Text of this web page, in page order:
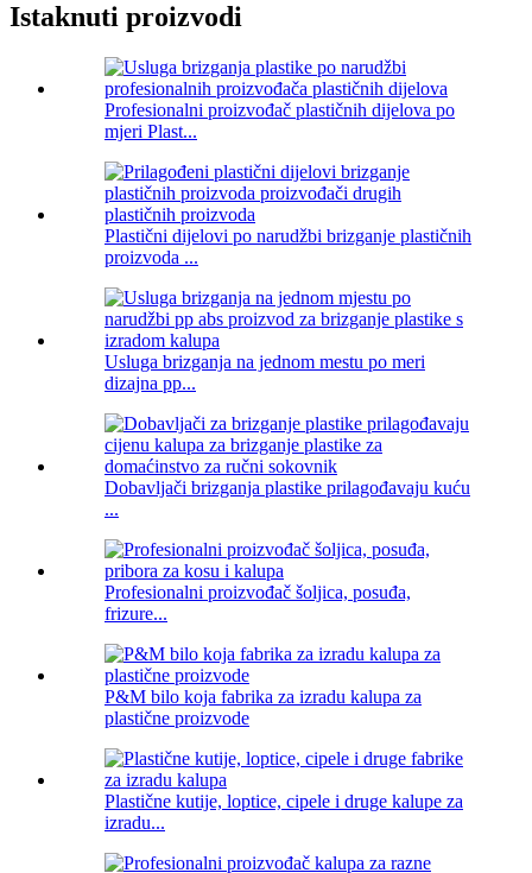
Istaknuti proizvodi
Profesionalni proizvođač plastičnih dijelova po
mjeri Plast...
Plastični dijelovi po narudžbi brizganje plastičnih
proizvoda ...
Usluga brizganja na jednom mestu po meri
dizajna pp...
Dobavljači brizganja plastike prilagođavaju kuću
...
Profesionalni proizvođač šoljica, posuđa,
frizure...
P&M bilo koja fabrika za izradu kalupa za
plastične proizvode
Plastične kutije, loptice, cipele i druge kalupe za
izradu...